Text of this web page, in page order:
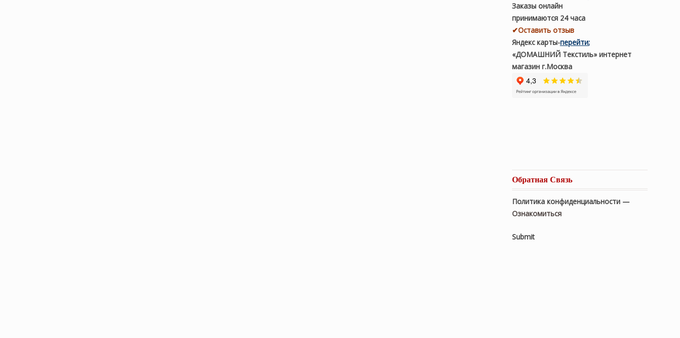
Заказы онлайн
принимаются 24 часа
✔Оставить отзыв
Яндекс карты-перейти;
«ДОМАШНИЙ Текстиль» интернет
магазин г.Москва
Обратная Связь
Политика конфиденциальности —
Ознакомиться
Submit